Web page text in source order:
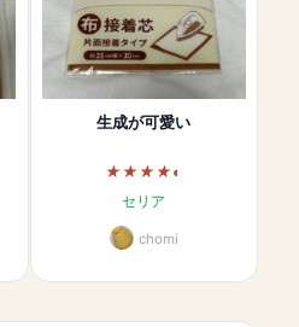
生成が可愛い
セリア
chomi